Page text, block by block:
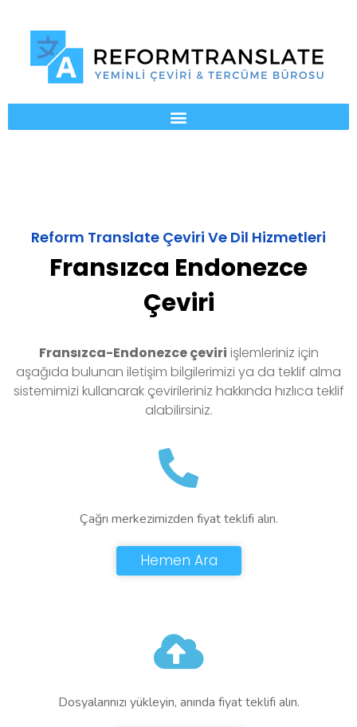
Reform Translate Çeviri Ve Dil Hizmetleri
Fransızca Endonezce
Çeviri
Fransızca-Endonezce çeviri işlemleriniz için
aşağıda bulunan iletişim bilgilerimizi ya da teklif alma
sistemimizi kullanarak çevirileriniz hakkında hızlıca teklif
alabilirsiniz.
Çağrı merkezimizden fiyat teklifi alın.
Hemen Ara
Dosyalarınızı yükleyin, anında fiyat teklifi alın.